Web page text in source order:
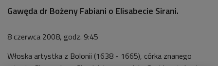
Gawęda dr Bożeny Fabiani o Elisabecie Sirani.
8 czerwca 2008, godz. 9:45
Włoska artystka z Bolonii (1638 - 1665), córka znanego